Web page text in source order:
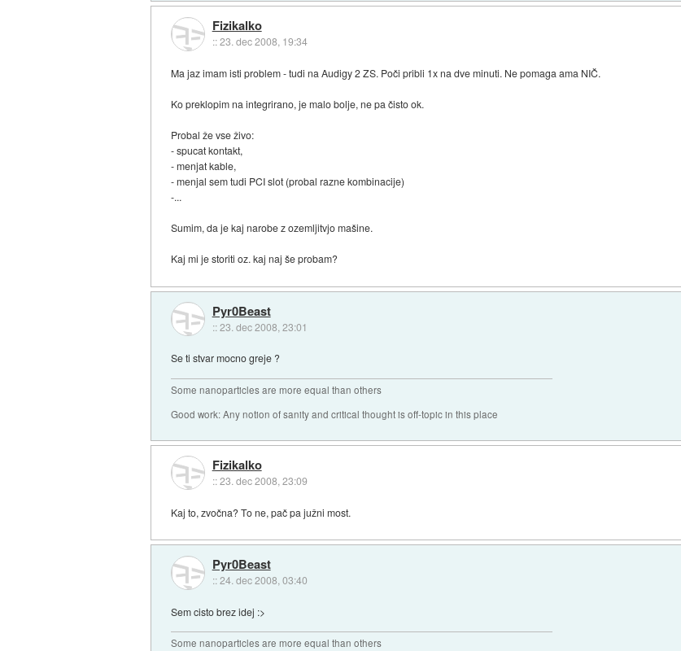
Fizikalko
::23. dec 2008, 19:34
Ma jaz imam isti problem - tudi na Audigy 2 ZS. Poči pribli 1x na dve minuti. Ne pomaga ama NIČ.
Ko preklopim na integrirano, je malo bolje, ne pa čisto ok.
Probal že vse živo:
- spucat kontakt,
- menjat kable,
- menjal sem tudi PCI slot (probal razne kombinacije)
-...
Sumim, da je kaj narobe z ozemljitvjo mašine.
Kaj mi je storiti oz. kaj naj še probam?
Pyr0Beast
::23. dec 2008, 23:01
Se ti stvar mocno greje ?
Some nanoparticles are more equal than others
Good work: Any notion of sanity and critical thought is off-topic in this place
Fizikalko
::23. dec 2008, 23:09
Kaj to, zvočna? To ne, pač pa južni most.
Pyr0Beast
::24. dec 2008, 03:40
Sem cisto brez idej :>
Some nanoparticles are more equal than others